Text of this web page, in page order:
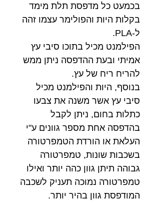
בכמעט כל מדפסת תלת מימד
בקלות היות והפולימר עצמו זהה
ל-PLA.
הפילמנט מכיל בתוכו סיבי עץ
אמיתי ובעת ההדפסה ניתן ממש
להריח ריח של עץ.
בנוסף, היות והפילמנט מכיל
סיבי עץ אשר משנה את צבעו
כתלות בחום, ניתן לקבל
בהדפסה אחת מספר גוונים ע"י
העלאת או הורדת הטמפרטורה
בשכבות שונות, טמפרטורה
גבוהה תיתן גוון כהה יותר ואילו
טמפרטורה נמוכה תעניק לשכבה
המודפסת גוון בהיר יותר.